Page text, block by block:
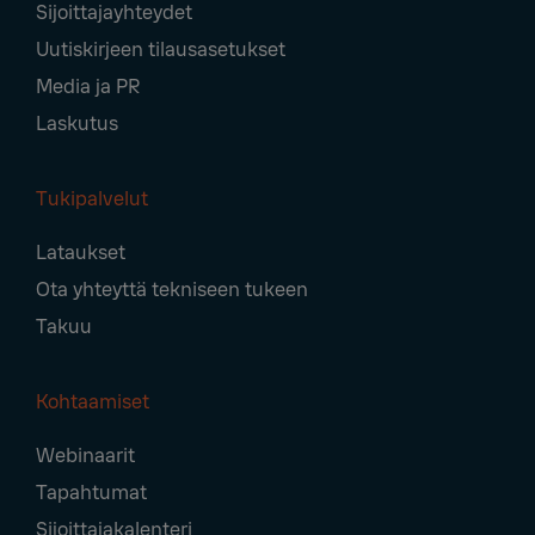
Sijoittajayhteydet
Uutiskirjeen tilausasetukset
Media ja PR
Laskutus
Tukipalvelut
Lataukset
Ota yhteyttä tekniseen tukeen
Takuu
Kohtaamiset
Webinaarit
Tapahtumat